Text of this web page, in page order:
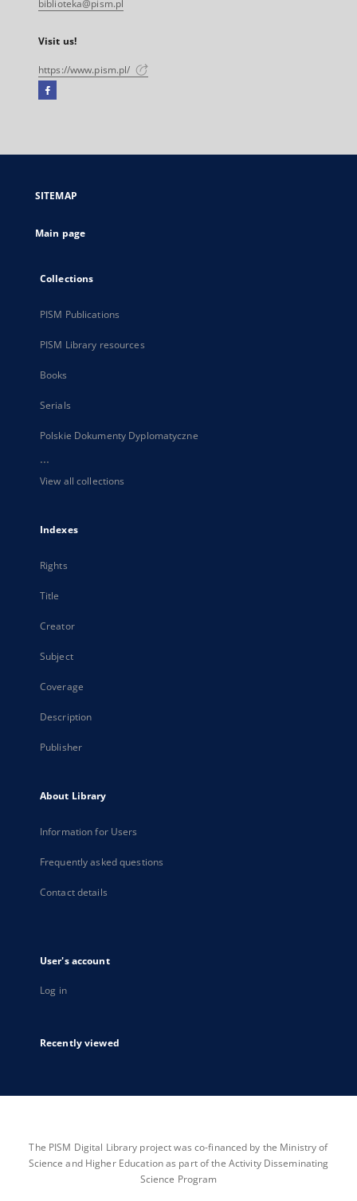
biblioteka@pism.pl
Visit us!
https://www.pism.pl/
Facebook
open
new
SITEMAP
Main page
Collections
PISM Publications
PISM Library resources
Books
Serials
Polskie Dokumenty Dyplomatyczne
...
View all collections
Indexes
Rights
Title
Creator
Subject
Coverage
Description
Publisher
About Library
Information for Users
Frequently asked questions
Contact details
User's account
Log in
Recently viewed
The PISM Digital Library project was co-financed by the Ministry of
Science and Higher Education as part of the Activity Disseminating
Science Program